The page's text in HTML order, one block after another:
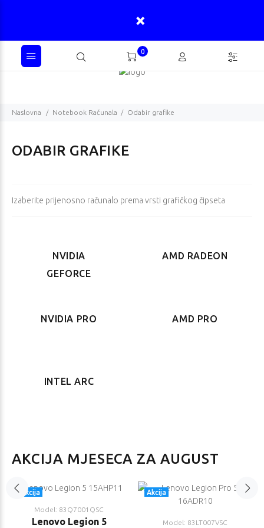
0
Naslovna Notebook Računala Odabir grafike
ODABIR GRAFIKE
Izaberite prijenosno računalo prema vrsti grafičkog čipseta
NVIDIA
GEFORCE
AMD RADEON
NVIDIA PRO AMD PRO
INTEL ARC
AKCIJA MJESECA ZA AUGUST
Akcija
Model: 83Q7001QSC
Lenovo Legion 5
Akcija
Model: 83LT007VSC
Lenovo ThinkBook
16 G9 IRL
Redovna cijena
Lenovo ThinkBook
16 G9 IRL
Redovna cijena